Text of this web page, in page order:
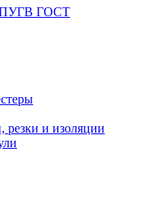
ПУГВ ГОСТ
резки и изоляции